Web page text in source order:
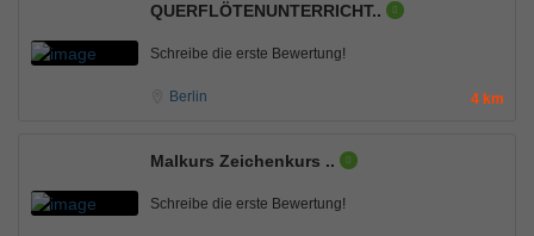
QUERFLÖTENUNTERRICHT..
Schreibe die erste Bewertung!
Berlin 4 km
Malkurs Zeichenkurs ..
Schreibe die erste Bewertung!